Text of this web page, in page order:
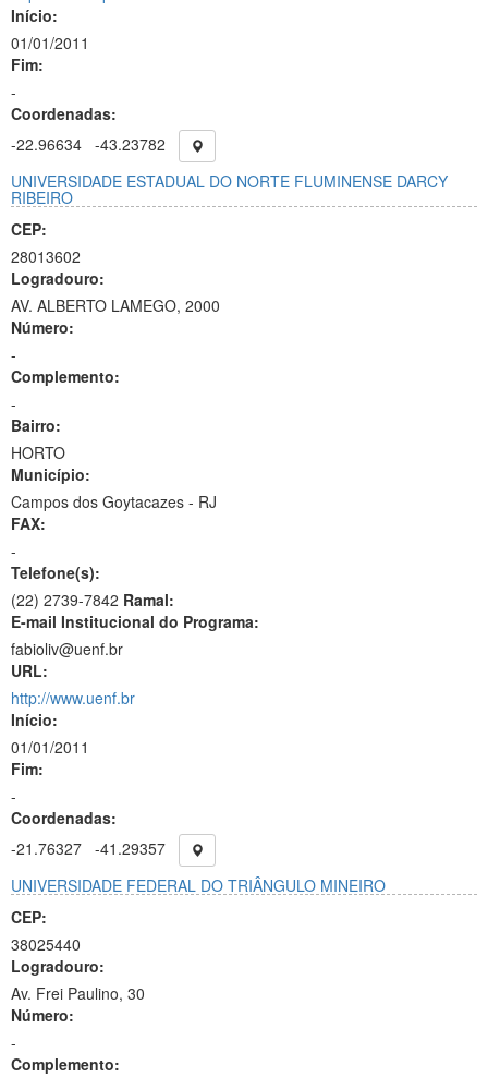
Início:
01/01/2011
Fim:
-
Coordenadas:
-22.96634 -43.23782
UNIVERSIDADE ESTADUAL DO NORTE FLUMINENSE DARCY
RIBEIRO
CEP:
28013602
Logradouro:
AV. ALBERTO LAMEGO, 2000
Número:
-
Complemento:
-
Bairro:
HORTO
Município:
Campos dos Goytacazes - RJ
FAX:
-
Telefone(s):
(22) 2739-7842 Ramal:
E-mail Institucional do Programa:
fabioliv@uenf.br
URL:
http://www.uenf.br
Início:
01/01/2011
Fim:
-
Coordenadas:
-21.76327 -41.29357
UNIVERSIDADE FEDERAL DO TRIÂNGULO MINEIRO
CEP:
38025440
Logradouro:
Av. Frei Paulino, 30
Número:
-
Complemento: